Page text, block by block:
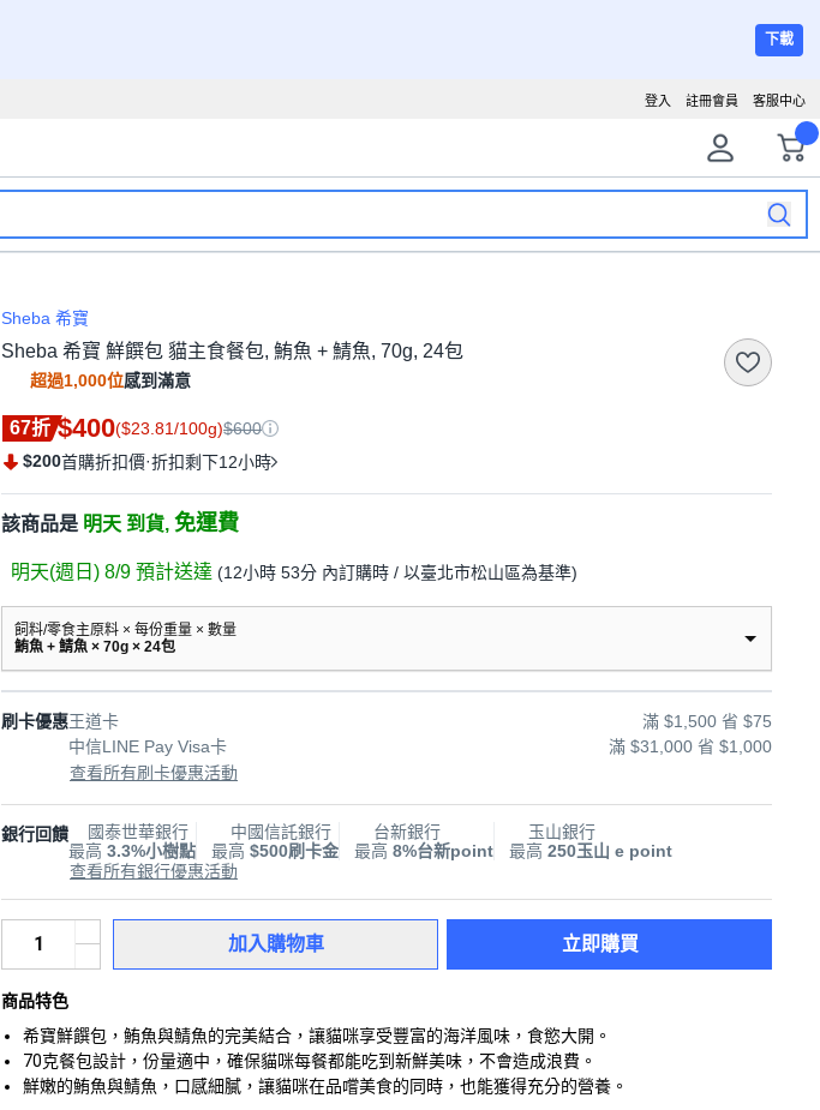
下載
客服中心
註冊會員
登入
Sheba 希寶
Sheba 希寶 鮮饌包 貓主食餐包, 鮪魚 + 鯖魚, 70g, 24包
超過1,000位感到滿意
67折 $400($23.81/100g)$600
$200首購折扣價·折扣剩下12小時
該商品是 明天 到貨, 免運費
明天(週日) 8/9 預計送達 (12小時 53分 內訂購時 / 以臺北市松山區為基準)
飼料/零食主原料 × 每份重量 × 數量
鮪魚 + 鯖魚 × 70g × 24包
刷卡優惠王道卡
滿 $1,500 省 $75
中信LINE Pay Visa卡
滿 $31,000 省 $1,000
查看所有刷卡優惠活動
銀行回饋
國泰世華銀行
最高 3.3%小樹點
中國信託銀行
最高 $500刷卡金
台新銀行
最高 8%台新point
玉山銀行
最高 250玉山 e point
查看所有銀行優惠活動
加入購物車 立即購買
商品特色
希寶鮮饌包，鮪魚與鯖魚的完美結合，讓貓咪享受豐富的海洋風味，食慾大開。
70克餐包設計，份量適中，確保貓咪每餐都能吃到新鮮美味，不會造成浪費。
鮮嫩的鮪魚與鯖魚，口感細膩，讓貓咪在品嚐美食的同時，也能獲得充分的營養。